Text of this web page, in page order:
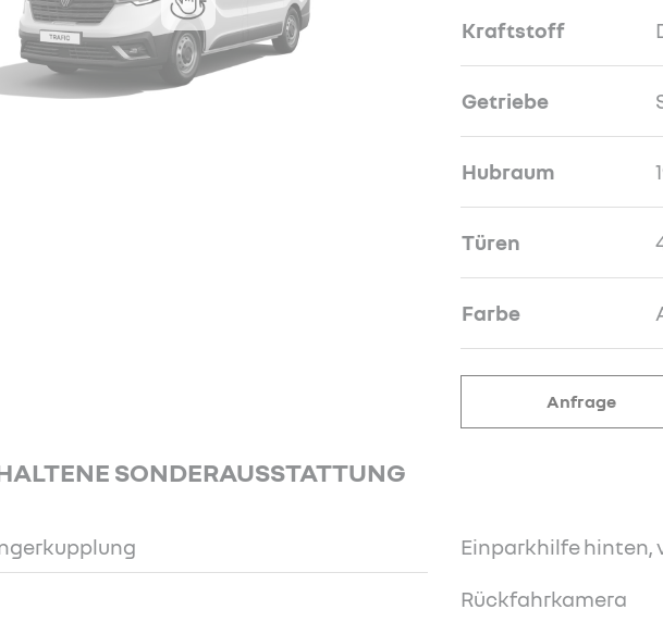
Kraftstoff
Getriebe
Hubraum
Türen
Farbe
Anfrage
SONDERAUSSTATTUNG
Einparkhilfe hinten,
Rückfahrkamera